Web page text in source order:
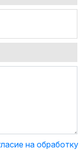
на обработку